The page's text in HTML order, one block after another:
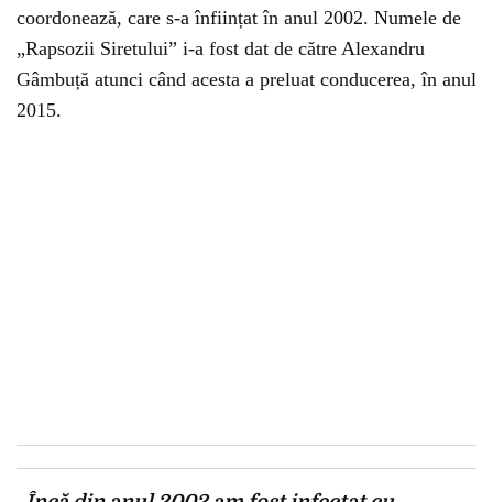
coordonează, care s-a înființat în anul 2002. Numele de
„Rapsozii Siretului” i-a fost dat de către Alexandru
Gâmbuță atunci când acesta a preluat conducerea, în anul
2015.